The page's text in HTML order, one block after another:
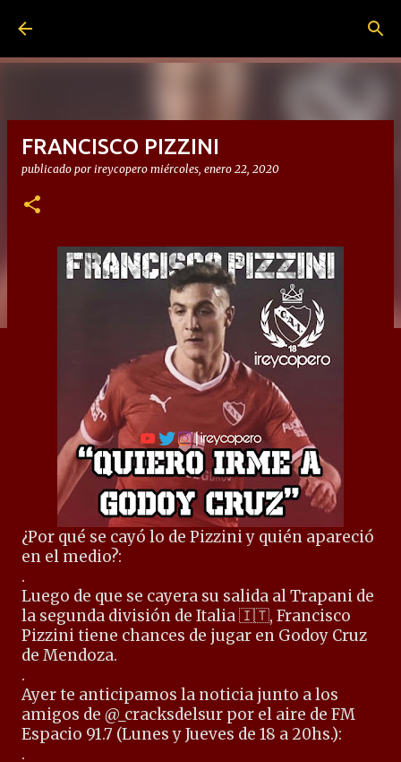
FRANCISCO PIZZINI
publicado por ireycopero miércoles, enero 22, 2020
¿Por qué se cayó lo de Pizzini y quién apareció
en el medio?:
.
Luego de que se cayera su salida al Trapani de
la segunda división de Italia🇮🇹, Francisco
Pizzini tiene chances de jugar en Godoy Cruz
de Mendoza.
.
Ayer te anticipamos la noticia junto a los
amigos de @_cracksdelsur por el aire de FM
Espacio 91.7 (Lunes y Jueves de 18 a 20hs.):
.